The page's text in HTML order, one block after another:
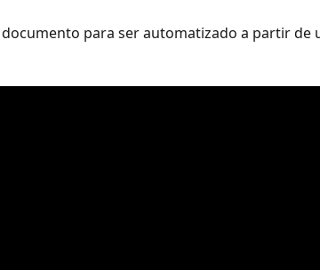
para ser automatizado a partir de